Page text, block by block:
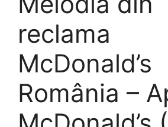
reclama
McDonald’s
România –